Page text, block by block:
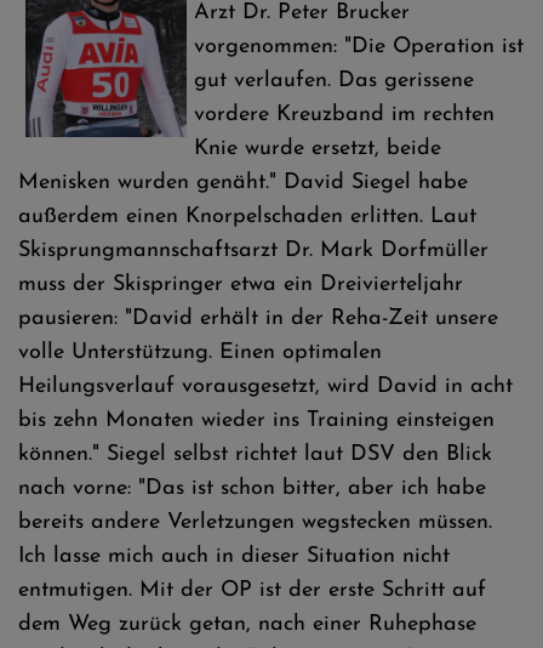
Arzt Dr. Peter Brucker
vorgenommen: "Die Operation ist
gut verlaufen. Das gerissene
vordere Kreuzband im rechten
Knie wurde ersetzt, beide
Menisken wurden genäht." David Siegel habe
außerdem einen Knorpelschaden erlitten. Laut
Skisprungmannschaftsarzt Dr. Mark Dorfmüller
muss der Skispringer etwa ein Dreivierteljahr
pausieren: "David erhält in der Reha-Zeit unsere
volle Unterstützung. Einen optimalen
Heilungsverlauf vorausgesetzt, wird David in acht
bis zehn Monaten wieder ins Training einsteigen
können." Siegel selbst richtet laut DSV den Blick
nach vorne: "Das ist schon bitter, aber ich habe
bereits andere Verletzungen wegstecken müssen.
Ich lasse mich auch in dieser Situation nicht
entmutigen. Mit der OP ist der erste Schritt auf
dem Weg zurück getan, nach einer Ruhephase